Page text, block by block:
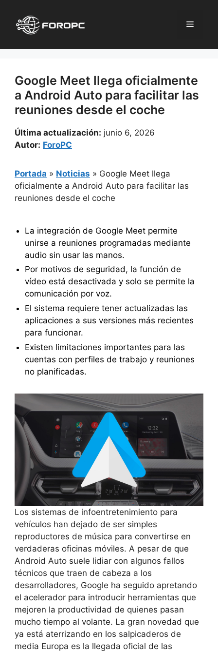
contenido
Menú
Google Meet llega oficialmente
a Android Auto para facilitar las
reuniones desde el coche
Última actualización: junio 6, 2026
Autor: ForoPC
Portada » Noticias » Google Meet llega
oficialmente a Android Auto para facilitar las
reuniones desde el coche
La integración de Google Meet permite
unirse a reuniones programadas mediante
audio sin usar las manos.
Por motivos de seguridad, la función de
vídeo está desactivada y solo se permite la
comunicación por voz.
El sistema requiere tener actualizadas las
aplicaciones a sus versiones más recientes
para funcionar.
Existen limitaciones importantes para las
cuentas con perfiles de trabajo y reuniones
no planificadas.
Los sistemas de infoentretenimiento para
vehículos han dejado de ser simples
reproductores de música para convertirse en
verdaderas oficinas móviles. A pesar de que
Android Auto suele lidiar con algunos fallos
técnicos que traen de cabeza a los
desarrolladores, Google ha seguido apretando
el acelerador para introducir herramientas que
mejoren la productividad de quienes pasan
mucho tiempo al volante. La gran novedad que
ya está aterrizando en los salpicaderos de
media Europa es la llegada oficial de las